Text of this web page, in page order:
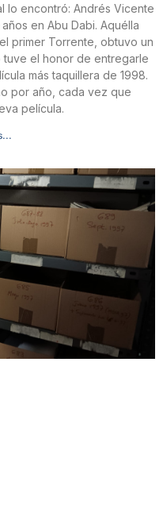
lo encontró: Andrés Vicente
en Abu Dabi. Aquélla
primer Torrente, obtuvo un
el honor de entregarle
más taquillera de 1998.
por año, cada vez que
película.